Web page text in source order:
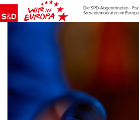
Die SPD-Abgeordneten -
Sozialdemokraten im